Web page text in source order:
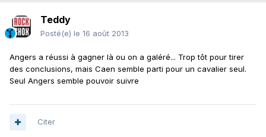
Teddy
Posté(e) le 16 août 2013
Angers a réussi à gagner là ou on a galéré... Trop tôt pour tirer
des conclusions, mais Caen semble parti pour un cavalier seul.
Seul Angers semble pouvoir suivre
Citer